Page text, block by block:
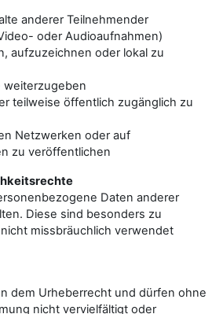
anderer Teilnehmender
oder Audioaufnahmen)
aufzuzeichnen oder lokal zu
weiterzugeben
teilweise öffentlich zugänglich zu
Netzwerken oder auf
zu veröffentlichen
Daten anderer
Diese sind besonders zu
missbräuchlich verwendet
dem Urheberrecht und dürfen ohne
nicht vervielfältigt oder